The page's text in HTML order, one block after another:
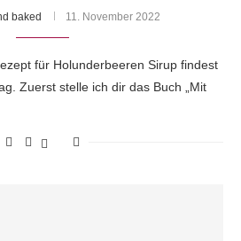
baked 11. November 2022
für Holunderbeeren Sirup findest
Zuerst stelle ich dir das Buch „Mit